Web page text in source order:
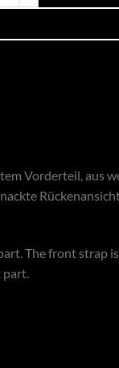
Vorderteil, aus
The front strap